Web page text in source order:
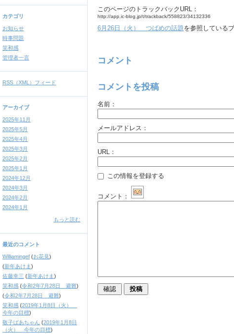
カテゴリ
お知らせ
時事問題
笑和感
管理者一言
RSS（XML）フィード
アーカイブ
2025年11月
2025年5月
2025年4月
2025年3月
2025年2月
2025年1月
2024年12月
2024年3月
2024年2月
2024年1月
もっと読む
最近のコメント
Williamingef (お花見)
(新年あけま )
佐藤幸三 (新年あけま )
笑和感 (令和2年7月28日 避難)
(令和2年7月28日 避難)
笑和感 (2019年1月8日（火）
今年の目標)
敬子ばあちゃん (2019年1月8日
（火） 今年の目標)
このページのトラックバックURL：
http://app.ic-blog.jp/t/trackback/558823/34132336
6月26日（火） つばめの話題を参照している
コメント
コメントを投稿
名前：
メールアドレス：
URL：
この情報を登録する
コメント：